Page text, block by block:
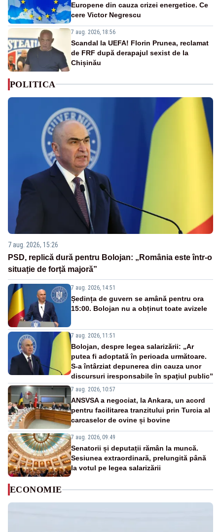
Europene din cauza crizei energetice. Ce
cere Victor Negrescu
7 aug. 2026, 18:56
Scandal la UEFA! Florin Prunea, reclamat
de FRF după derapajul sexist de la
Chișinău
POLITICA
7 aug. 2026, 15:26
PSD, replică dură pentru Bolojan: „România este într-o
situație de forță majoră”
7 aug. 2026, 14:51
Ședința de guvern se amână pentru ora
15:00. Bolojan nu a obținut toate avizele
7 aug. 2026, 11:51
Bolojan, despre legea salarizării: „Ar
putea fi adoptată în perioada următoare.
S-a întârziat depunerea din cauza unor
discursuri iresponsabile în spaţiul public”
7 aug. 2026, 10:57
ANSVSA a negociat, la Ankara, un acord
pentru facilitarea tranzitului prin Turcia al
carcaselor de ovine și bovine
7 aug. 2026, 09:49
Senatorii și deputații rămân la muncă.
Sesiunea extraordinară, prelungită până
la votul pe legea salarizării
ECONOMIE